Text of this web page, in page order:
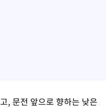
, 문전 앞으로 향하는 낮은